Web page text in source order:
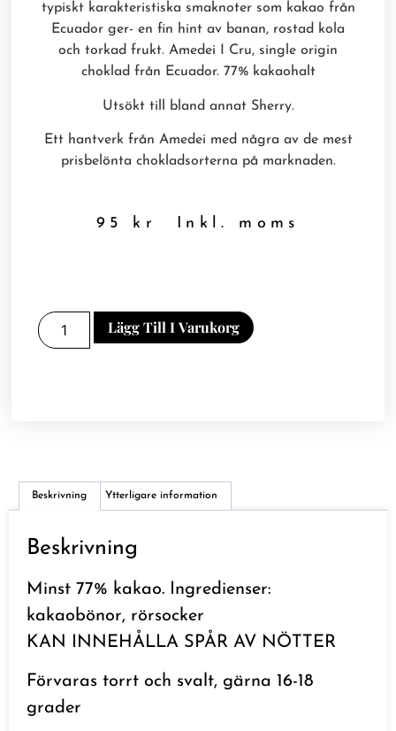
typiskt karakteristiska smaknoter som kakao från
Ecuador ger- en fin hint av banan, rostad kola
och torkad frukt. Amedei I Cru, single origin
choklad från Ecuador. 77% kakaohalt
Utsökt till bland annat Sherry.
Ett hantverk från Amedei med några av de mest
prisbelönta chokladsorterna på marknaden.
95 kr Inkl. moms
Lägg Till I Varukorg
Beskrivning Ytterligare information
Beskrivning
Minst 77% kakao. Ingredienser:
kakaobönor, rörsocker
KAN INNEHÅLLA SPÅR AV NÖTTER
Förvaras torrt och svalt, gärna 16-18
grader